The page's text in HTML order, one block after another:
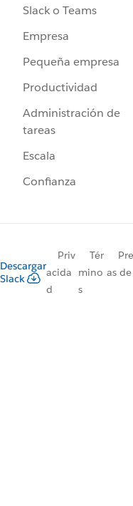
Slack o Teams
Empresa
Pequeña empresa
Productividad
Administración de
tareas
Escala
Confianza
Descargar
Slack
Priv
acida
d
Tér
mino
s
as